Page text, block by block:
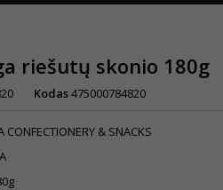
riešutų skonio 180g
Kodas475000784820
& SNACKS